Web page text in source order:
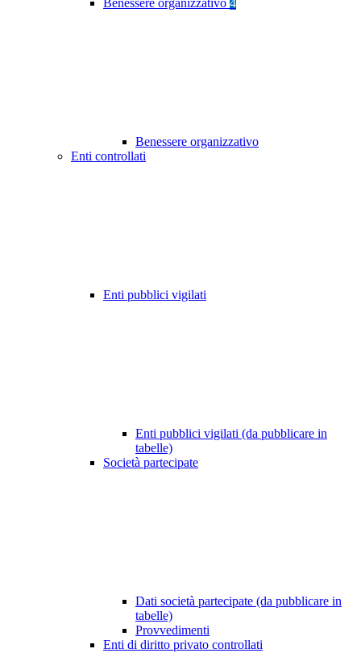
Benessere organizzativo 4
Benessere organizzativo
Enti controllati
Enti pubblici vigilati
Enti pubblici vigilati (da pubblicare in
tabelle)
Società partecipate
Dati società partecipate (da pubblicare in
tabelle)
Provvedimenti
Enti di diritto privato controllati